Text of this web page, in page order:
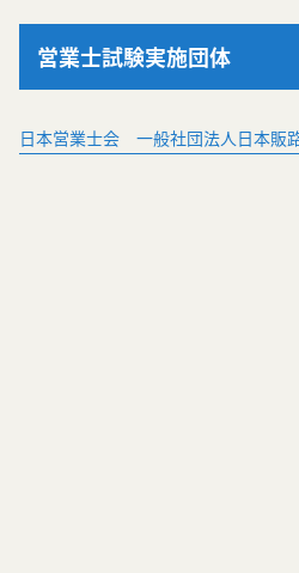
営業士試験実施団体
日本営業士会 一般社団法人日本販